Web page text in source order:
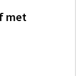
met